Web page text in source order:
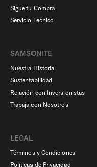
Sigue tu Compra
Servicio Técnico
SAMSONITE
Nuestra Historia
Sustentabilidad
Relación con Inversionistas
Trabaja con Nosotros
LEGAL
Términos y Condiciones
Políticas de Privacidad